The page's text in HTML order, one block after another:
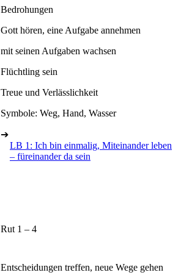
Bedrohungen
Gott hören, eine Aufgabe annehmen
mit seinen Aufgaben wachsen
Flüchtling sein
Treue und Verlässlichkeit
Symbole: Weg, Hand, Wasser
➔
LB 1: Ich bin einmalig, Miteinander leben
– füreinander da sein
Rut 1 – 4
Entscheidungen treffen, neue Wege gehen